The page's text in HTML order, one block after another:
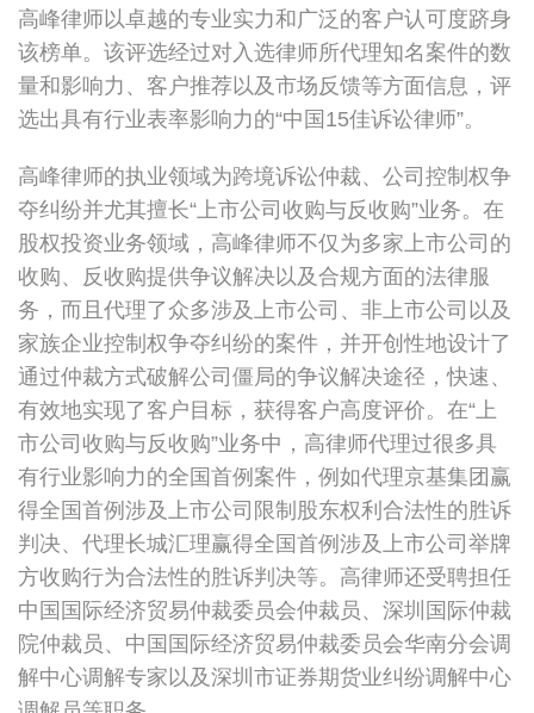
高峰律师以卓越的专业实力和广泛的客户认可度跻身
该榜单。该评选经过对入选律师所代理知名案件的数
量和影响力、客户推荐以及市场反馈等方面信息，评
选出具有行业表率影响力的“中国15佳诉讼律师”。
高峰律师的执业领域为跨境诉讼仲裁、公司控制权争
夺纠纷并尤其擅长“上市公司收购与反收购”业务。在
股权投资业务领域，高峰律师不仅为多家上市公司的
收购、反收购提供争议解决以及合规方面的法律服
务，而且代理了众多涉及上市公司、非上市公司以及
家族企业控制权争夺纠纷的案件，并开创性地设计了
通过仲裁方式破解公司僵局的争议解决途径，快速、
有效地实现了客户目标，获得客户高度评价。在“上
市公司收购与反收购”业务中，高律师代理过很多具
有行业影响力的全国首例案件，例如代理京基集团赢
得全国首例涉及上市公司限制股东权利合法性的胜诉
判决、代理长城汇理赢得全国首例涉及上市公司举牌
方收购行为合法性的胜诉判决等。高律师还受聘担任
中国国际经济贸易仲裁委员会仲裁员、深圳国际仲裁
院仲裁员、中国国际经济贸易仲裁委员会华南分会调
解中心调解专家以及深圳市证券期货业纠纷调解中心